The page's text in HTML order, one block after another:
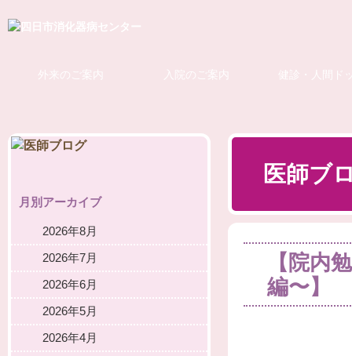
外来のご案内 入院のご案内 健診・人間ド
医師ブ
【院内
編〜】
月別アーカイブ
2026年8月
2026年7月
2026年6月
2026年5月
2026年4月